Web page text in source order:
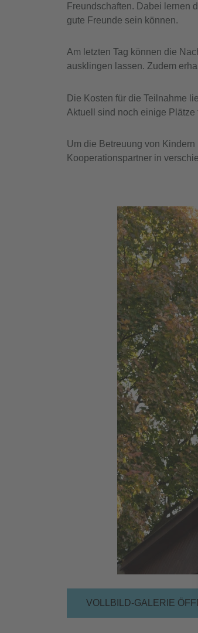
Freundschaften. Dabei lernen
gute Freunde sein können.
Am letzten Tag können die
ausklingen lassen. Zudem
Die Kosten für die Teilnahme
Aktuell sind noch einige Plätze
Um die Betreuung von
Kooperationspartner in
Vorherige
VOLLBILD-GALERIE